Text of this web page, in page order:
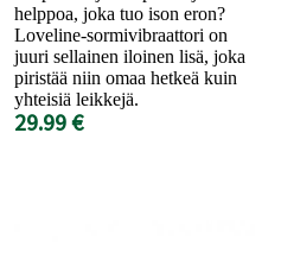
helppoa, joka tuo ison eron?
Loveline-sormivibraattori on
juuri sellainen iloinen lisä, joka
piristää niin omaa hetkeä kuin
yhteisiä leikkejä.
29.99 €